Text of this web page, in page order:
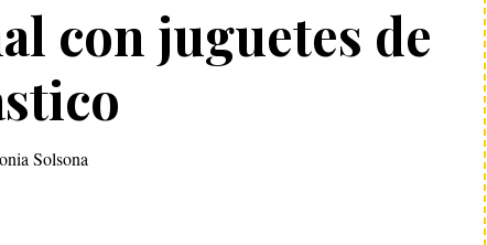
con juguetes de
Solsona